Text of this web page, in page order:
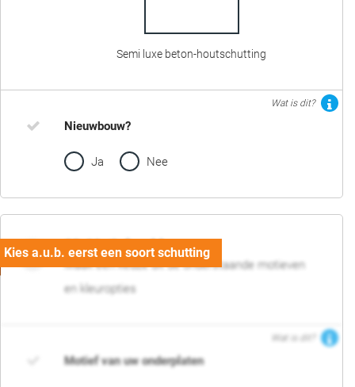
Semi luxe beton-houtschutting
Wat is dit?
Nieuwbouw?
Ja Nee
02. Motief en kleur
Maak een keuze uit de onderstaande motieven
en kleuropties
Wat is dit?
Motief van uw onderplaten